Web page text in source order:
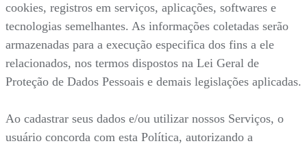
cookies, registros em serviços, aplicações, softwares e
tecnologias semelhantes. As informações coletadas serão
armazenadas para a execução especifica dos fins a ele
relacionados, nos termos dispostos na Lei Geral de
Proteção de Dados Pessoais e demais legislações aplicadas.
Ao cadastrar seus dados e/ou utilizar nossos Serviços, o
usuário concorda com esta Política, autorizando a